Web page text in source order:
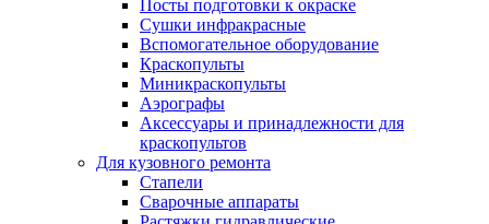
Посты подготовки к окраске
Сушки инфракрасные
Вспомогательное оборудование
Краскопульты
Миникраскопульты
Аэрографы
Аксессуары и принадлежности для
краскопультов
Для кузовного ремонта
Стапели
Сварочные аппараты